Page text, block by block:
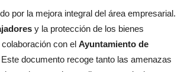
por la mejora integral del área empresarial.
y la protección de los bienes
con el Ayuntamiento de
documento recoge tanto las amenazas